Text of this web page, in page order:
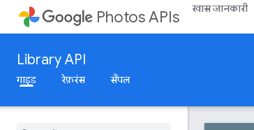
Photos APIs खास जानकारी
Library API
गाइड रेफ़रंस सैंपल